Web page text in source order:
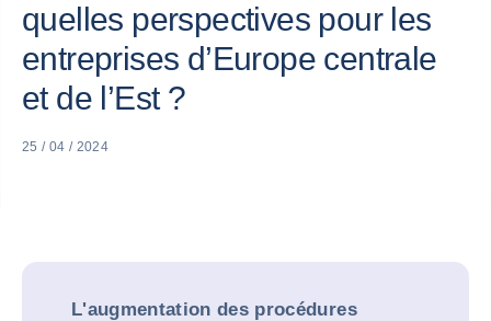
quelles perspectives pour les
entreprises d’Europe centrale
et de l’Est ?
25 / 04 / 2024
L'augmentation des procédures